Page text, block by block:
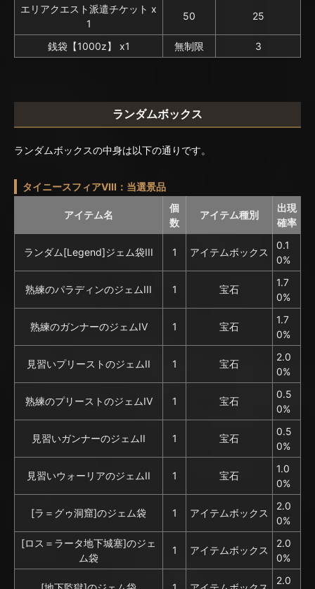
エリアクエスト派遣チケット x
1
50 25
銭袋【1000z】 x1 無制限 3
ランダムボックス
ランダムボックスの中身は以下の通りです。
タイニースフィアVIII：当選景品
アイテム名
個
数
アイテム種別
出現
確率
ランダム[Legend]ジェム袋III 1 アイテムボックス
0.1
0%
熟練のパラディンのジェムIII 1 宝石
1.7
0%
熟練のガンナーのジェムIV 1 宝石
1.7
0%
見習いプリーストのジェムII 1 宝石
2.0
0%
熟練のプリーストのジェムIV 1 宝石
0.5
0%
見習いガンナーのジェムII 1 宝石
0.5
0%
見習いウォーリアのジェムII 1 宝石
1.0
0%
[ラ＝グゥ洞窟]のジェム袋 1 アイテムボックス
2.0
0%
[ロス＝ラータ地下城塞]のジェ
ム袋
1 アイテムボックス
2.0
0%
2.0